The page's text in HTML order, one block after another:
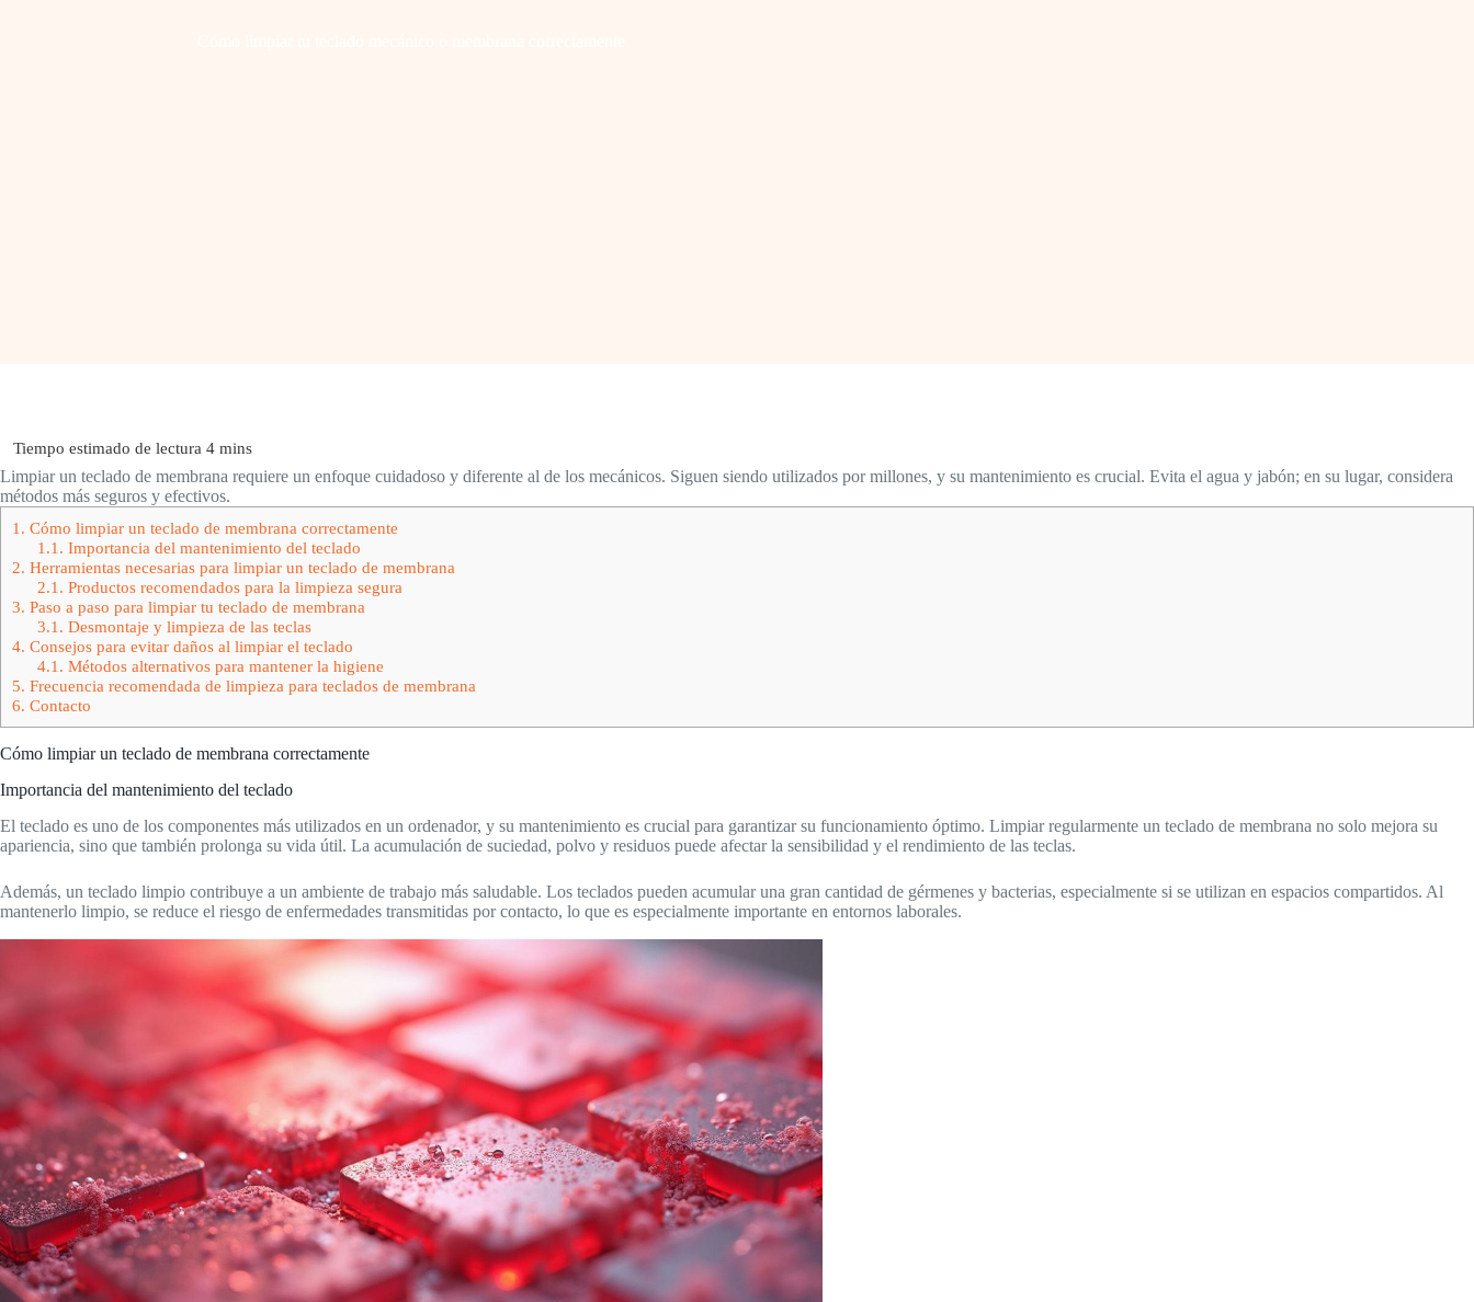
Limpiar un teclado de membrana requiere un enfoque cuidadoso y diferente al de los mecánicos. Siguen siendo utilizados por millones, y su mantenimiento es crucial. Evita el agua y jabón; en su lugar, considera
métodos más seguros y efectivos.
1. Cómo limpiar un teclado de membrana correctamente
1.1. Importancia del mantenimiento del teclado
2. Herramientas necesarias para limpiar un teclado de membrana
2.1. Productos recomendados para la limpieza segura
3. Paso a paso para limpiar tu teclado de membrana
3.1. Desmontaje y limpieza de las teclas
4. Consejos para evitar daños al limpiar el teclado
4.1. Métodos alternativos para mantener la higiene
5. Frecuencia recomendada de limpieza para teclados de membrana
6. Contacto
Cómo limpiar un teclado de membrana correctamente
Importancia del mantenimiento del teclado
El teclado es uno de los componentes más utilizados en un ordenador, y su mantenimiento es crucial para garantizar su funcionamiento óptimo. Limpiar regularmente un teclado de membrana no solo mejora su
apariencia, sino que también prolonga su vida útil. La acumulación de suciedad, polvo y residuos puede afectar la sensibilidad y el rendimiento de las teclas.
Además, un teclado limpio contribuye a un ambiente de trabajo más saludable. Los teclados pueden acumular una gran cantidad de gérmenes y bacterias, especialmente si se utilizan en espacios compartidos. Al
mantenerlo limpio, se reduce el riesgo de enfermedades transmitidas por contacto, lo que es especialmente importante en entornos laborales.